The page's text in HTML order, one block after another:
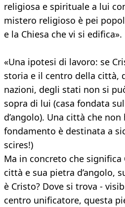
religiosa e spirituale a lui
mistero religioso è pei
e la Chiesa che vi si edifica».
«Una ipotesi di lavoro: se
storia e il centro della città,
nazioni, degli stati non si
sopra di lui (casa fondata
d’angolo). Una città che
fondamento è destinata a
scires!)
Ma in concreto che
città e sua pietra d’angolo,
è Cristo? Dove si trova -
centro unificatore, questa